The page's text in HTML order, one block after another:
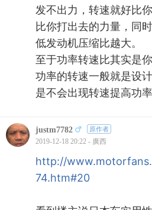
发不出力，转速就好比
比你打出去的力量，同
低发动机压缩比越大。
至于功率转速比其实是
功率的转速一般就是设
是不会出现转速提高功
justm7782 原作者
2019-12-18 20:22 - 廣西
http://
74.htm#20